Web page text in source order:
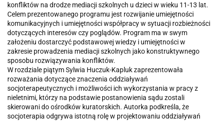
konfliktów na drodze mediacji szkolnych u dzieci w wieku 11-13 lat.
Celem prezentowanego programu jest rozwijanie umiejętności
komunikacyjnych i umiejętności współpracy w sytuacji rozbieżności
dotyczących interesów czy poglądów. Program ma w swym
założeniu dostarczyć podstawowej wiedzy i umiejętności w
zakresie prowadzenia mediacji szkolnych jako konstruktywnego
sposobu rozwiązywania konfliktów.
W rozdziale piątym Sylwia Huczuk-Kapluk zaprezentowała
rozważania dotyczące znaczenia oddziaływań
socjoterapeutycznych i możliwości ich wykorzystania w pracy z
nieletnimi, którzy na podstawie postanowienia sądu zostali
skierowani do ośrodków kuratorskich. Autorka podkreśla, że
socjoterapia odgrywa istotną rolę w projektowaniu oddziaływań